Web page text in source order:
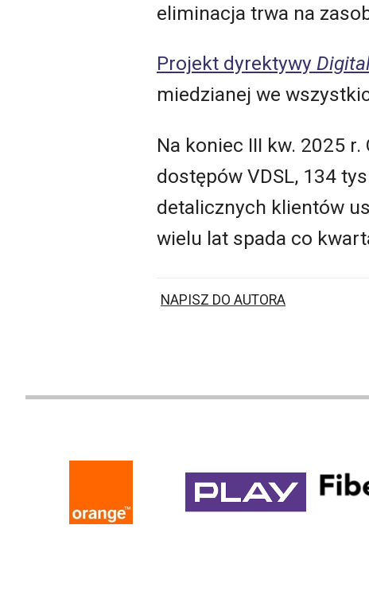
eliminacja trwa na
Projekt dyrektywy
miedzianej we
Na koniec III kw. 2025
dostępów VDSL, 134
detalicznych klientów
wielu lat spada co
NAPISZ DO AUTORA